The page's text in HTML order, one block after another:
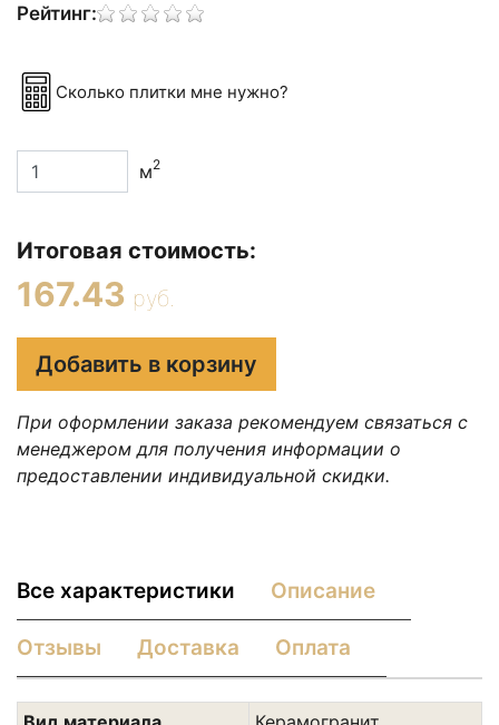
Рейтинг:
Сколько плитки мне нужно?
м2
Итоговая стоимость:
167.43 руб.
Добавить в корзину
При оформлении заказа рекомендуем связаться с
менеджером для получения информации о
предоставлении индивидуальной скидки.
Все характеристики Описание
Отзывы Доставка Оплата